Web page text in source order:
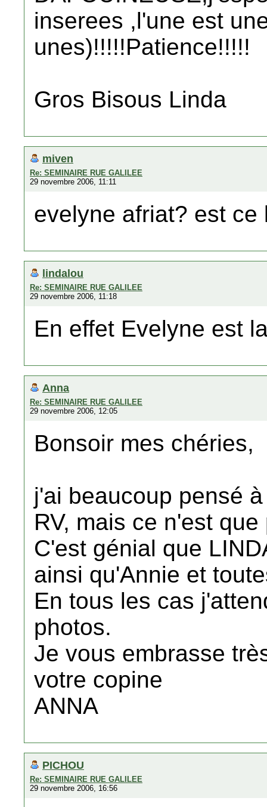
inserees ,l'une est
unes)!!!!!Patience!!!!!
Gros Bisous Linda
miven
Re: SEMINAIRE RUE GALILEE
29 novembre 2006, 11:11
evelyne afriat? est
lindalou
Re: SEMINAIRE RUE GALILEE
29 novembre 2006, 11:18
En effet Evelyne est
Anna
Re: SEMINAIRE RUE GALILEE
29 novembre 2006, 12:05
Bonsoir mes chéries,
j'ai beaucoup pensé
RV, mais ce n'est
C'est génial que
ainsi qu'Annie et
En tous les cas
photos.
Je vous embrasse
votre copine
ANNA
PICHOU
Re: SEMINAIRE RUE GALILEE
29 novembre 2006, 16:56